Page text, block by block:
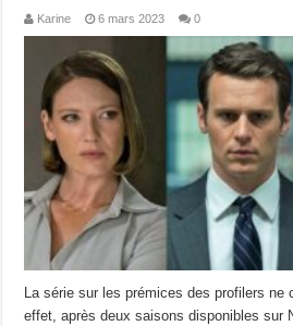
Karine 6 mars 2023 0
La série sur les prémices des profilers ne
effet, après deux saisons disponibles sur